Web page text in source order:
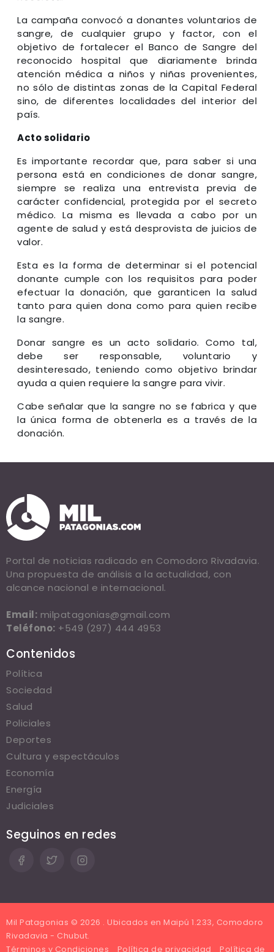
La campaña convocó a donantes voluntarios de
sangre, de cualquier grupo y factor, con el
objetivo de fortalecer el Banco de Sangre del
reconocido hospital que diariamente brinda
atención médica a niños y niñas provenientes,
no sólo de distintas zonas de la Capital Federal
sino, de diferentes localidades del interior del
país.
Acto solidario
Es importante recordar que, para saber si una
persona está en condiciones de donar sangre,
siempre se realiza una entrevista previa de
carácter confidencial, protegida por el secreto
médico. La misma es llevada a cabo por un
agente de salud y está desprovista de juicios de
valor.
Esta es la forma de determinar si el potencial
donante cumple con los requisitos para poder
efectuar la donación, que garanticen la salud
tanto para quien dona como para quien recibe
la sangre.
Donar sangre es un acto solidario. Como tal,
debe ser responsable, voluntario y
desinteresado, teniendo como objetivo brindar
ayuda a quien requiere la sangre para vivir.
Cabe señalar que la sangre no se fabrica y que
la única forma de obtenerla es a través de la
donación.
Portal de noticias radicado en Comodoro Rivadavia.
Una propuesta de análisis a la actualidad, con
alcance nacional e internacional.
Email: milpatagonias@gmail.com
Teléfono: +549 (297) 444 4953
Contenidos
Política
Sociedad
Salud
Policiales
Deportes
Cultura y espectáculos
Economía
Energía
Judiciales
Seguinos en redes
Mil Patagonias © 2026 . Ubicados en Maipú 1.233, Comodoro
Rivadavia - Chubut.
Términos y Condiciones
Política de privacidad Política de